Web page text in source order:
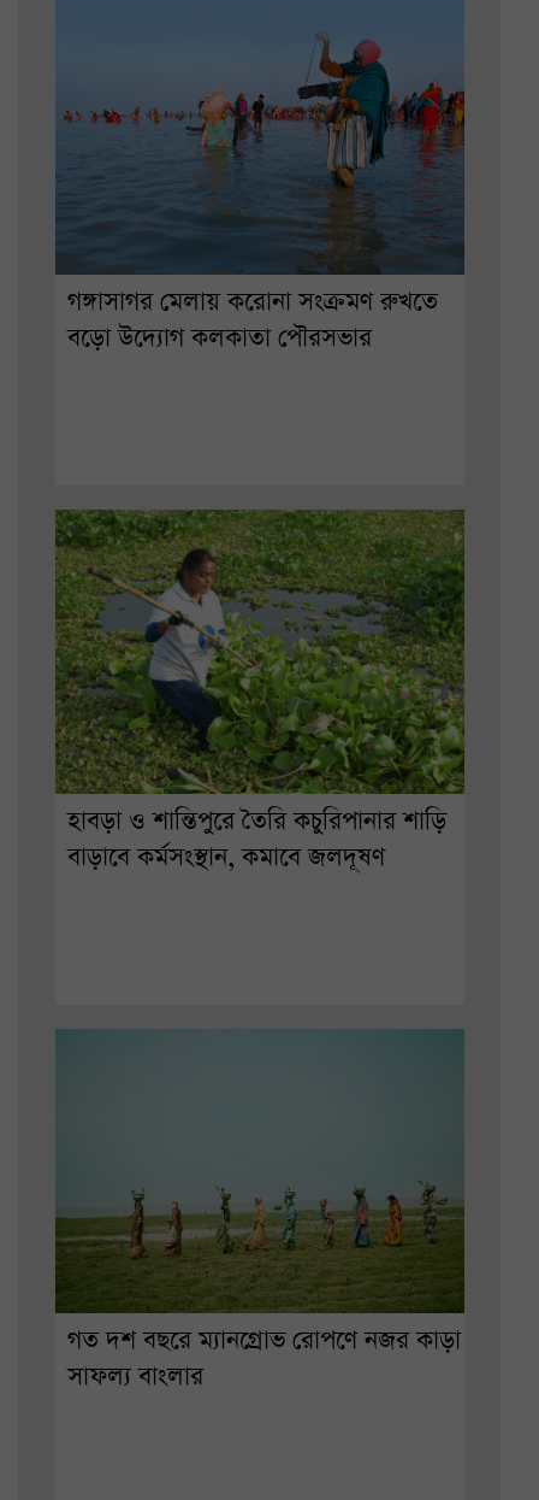
গঙ্গাসাগর মেলায় করোনা সংক্রমণ রুখতে
বড়ো উদ্যোগ কলকাতা পৌরসভার
হাবড়া ও শান্তিপুরে তৈরি কচুরিপানার শাড়ি
বাড়াবে কর্মসংস্থান, কমাবে জলদূষণ
গত দশ বছরে ম্যানগ্রোভ রোপণে নজর কাড়া
সাফল্য বাংলার